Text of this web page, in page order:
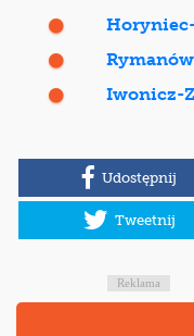
Iwonicz-
Udostępnij
Tweetnij
Reklama